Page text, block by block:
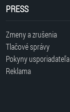
PRESS
Zmeny a zrušenia
Tlačové správy
Pokyny usporiadateľa
Reklama